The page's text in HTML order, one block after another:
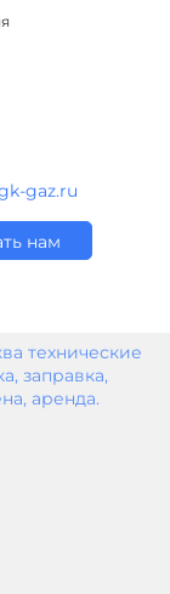
gaz.ru
нам
технические
заправка,
аренда.